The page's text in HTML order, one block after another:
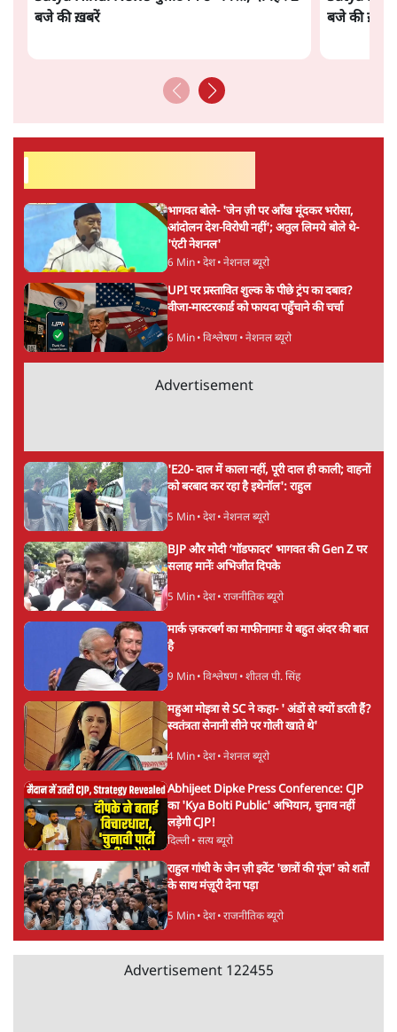
बजे की ख़बरें
बजे की ख़बरें
भागवत बोले- 'जेन ज़ी पर आँख मूंदकर भरोसा,
आंदोलन देश-विरोधी नहीं'; अतुल लिमये बोले थे-
'एंटी नेशनल'
6 Min• देश• नेशनल ब्यूरो
UPI पर प्रस्तावित शुल्क के पीछे ट्रंप का दबाव?
वीजा-मास्टरकार्ड को फायदा पहुँचाने की चर्चा
6 Min• विश्लेषण• नेशनल ब्यूरो
Advertisement
'E20- दाल में काला नहीं, पूरी दाल ही काली; वाहनों
को बरबाद कर रहा है इथेनॉल': राहुल
5 Min• देश• नेशनल ब्यूरो
BJP और मोदी ‘गॉडफादर’ भागवत की Gen Z पर
सलाह मानेंः अभिजीत दिपके
5 Min• देश• राजनीतिक ब्यूरो
मार्क ज़करबर्ग का माफीनामाः ये बहुत अंदर की बात
है
9 Min• विश्लेषण• शीतल पी. सिंह
महुआ मोइत्रा से SC ने कहा- ' अंडों से क्यों डरती हैं?
स्वतंत्रता सेनानी सीने पर गोली खाते थे'
4 Min• देश• नेशनल ब्यूरो
Abhijeet Dipke Press Conference: CJP
का 'Kya Bolti Public' अभियान, चुनाव नहीं
लड़ेगी CJP!
दिल्ली• सत्य ब्यूरो
राहुल गांधी के जेन ज़ी इवेंट 'छात्रों की गूंज' को शर्तों
के साथ मंज़ूरी देना पड़ा
5 Min• देश• राजनीतिक ब्यूरो
Advertisement 122455